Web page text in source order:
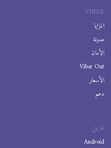
VIBER
المزايا
مدونة
الأمان
Viber Out
الأسعار
دعم
تنزيل
Android